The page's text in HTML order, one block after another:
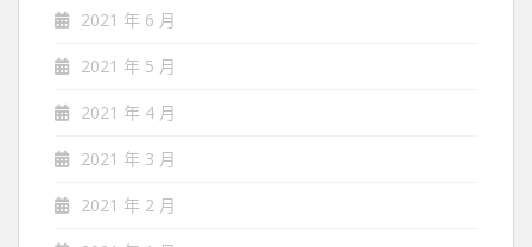
2021 年 6 月
2021 年 5 月
2021 年 4 月
2021 年 3 月
2021 年 2 月